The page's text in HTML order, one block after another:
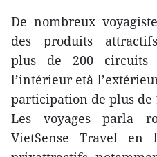
De nombreux
des produits
plus de 200 circuits
l’intérieur età
participation de plus de
Les voyages parla
VietSense Travel en